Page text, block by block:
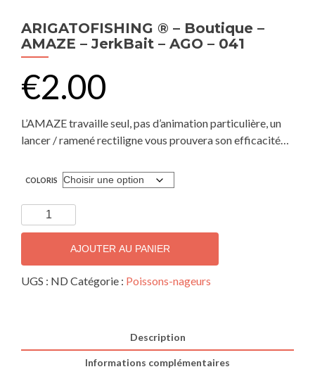
ARIGATOFISHING ® – Boutique –
AMAZE – JerkBait – AGO – 041
€2.00
L’AMAZE travaille seul, pas d’animation particulière, un
lancer / ramené rectiligne vous prouvera son efficacité…
COLORIS
AJOUTER AU PANIER
UGS : ND Catégorie : Poissons-nageurs
Description
Informations complémentaires